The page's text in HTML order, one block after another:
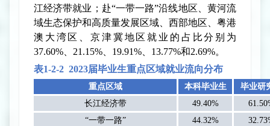
江经济带就业；赴“一带一路”沿线地区、黄河流
域生态保护和高质量发展区域、西部地区、粤港
澳大湾区、京津冀地区就业的占比分别为
37.60%
21.15% 19.91% 13.77%和2.69%。
表1-2-2 2023届毕业生重点区域就业流向分布
重点区域 本科毕业生
毕业研
长江经济带
49.40%
“一带一路”
44.32%